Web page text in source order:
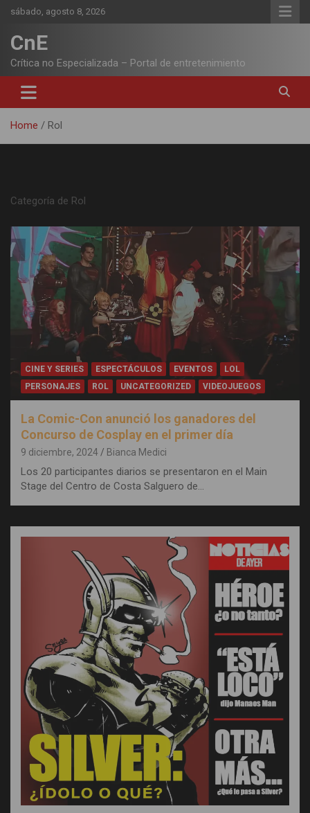
Skip
content
sábado, agosto 8, 2026
CnE
Crítica no Especializada – Portal de entretenimiento
Home Rol
Categoría de Rol
CINE Y SERIES ESPECTÁCULOS EVENTOS
LOL
PERSONAJES
ROL UNCATEGORIZED VIDEOJUEGOS
La Comic-Con anunció los ganadores del
Concurso de Cosplay en el primer día
9 diciembre, 2024 Bianca Medici
Los 20 participantes diarios se presentaron en el Main
Stage del Centro de Costa Salguero de…